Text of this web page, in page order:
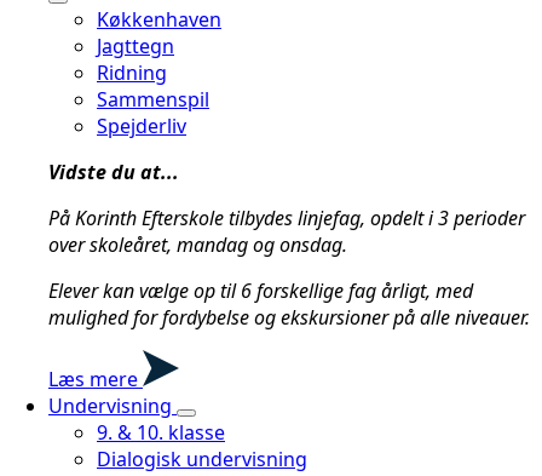
Køkkenhaven
Jagttegn
Ridning
Sammenspil
Spejderliv
Vidste du at...
På Korinth Efterskole tilbydes linjefag, opdelt i 3 perioder
over skoleåret, mandag og onsdag.
Elever kan vælge op til 6 forskellige fag årligt, med
mulighed for fordybelse og ekskursioner på alle niveauer.
Læs mere
Undervisning
9. & 10. klasse
Dialogisk undervisning